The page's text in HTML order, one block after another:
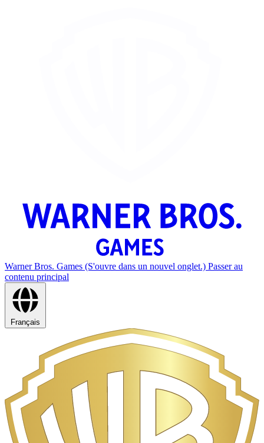
Warner Bros. Games (S'ouvre dans un nouvel onglet.) Passer au
contenu principal
Français